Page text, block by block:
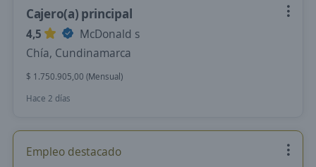
Cajero(a) principal
4,5
McDonald s
Chía, Cundinamarca
$ 1.750.905,00 (Mensual)
Hace 2 días
Empleo destacado